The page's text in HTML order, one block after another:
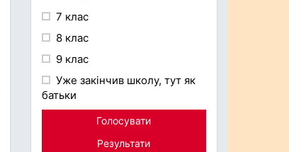
7 клас
8 клас
9 клас
Уже закінчив школу, тут як
батьки
Голосувати
Результати